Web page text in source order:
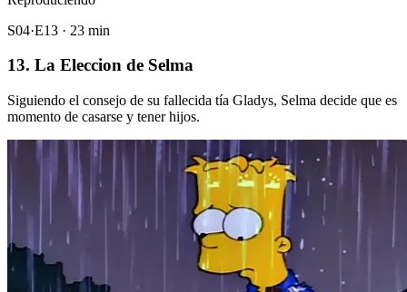
S04·E13 · 23 min
13. La Eleccion de Selma
Siguiendo el consejo de su fallecida tía Gladys, Selma decide que es
momento de casarse y tener hijos.